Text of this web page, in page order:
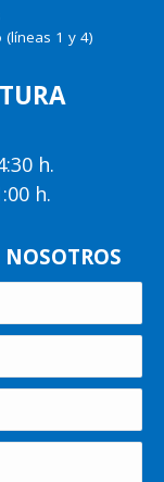
(líneas 1 y 4)
h.
h.